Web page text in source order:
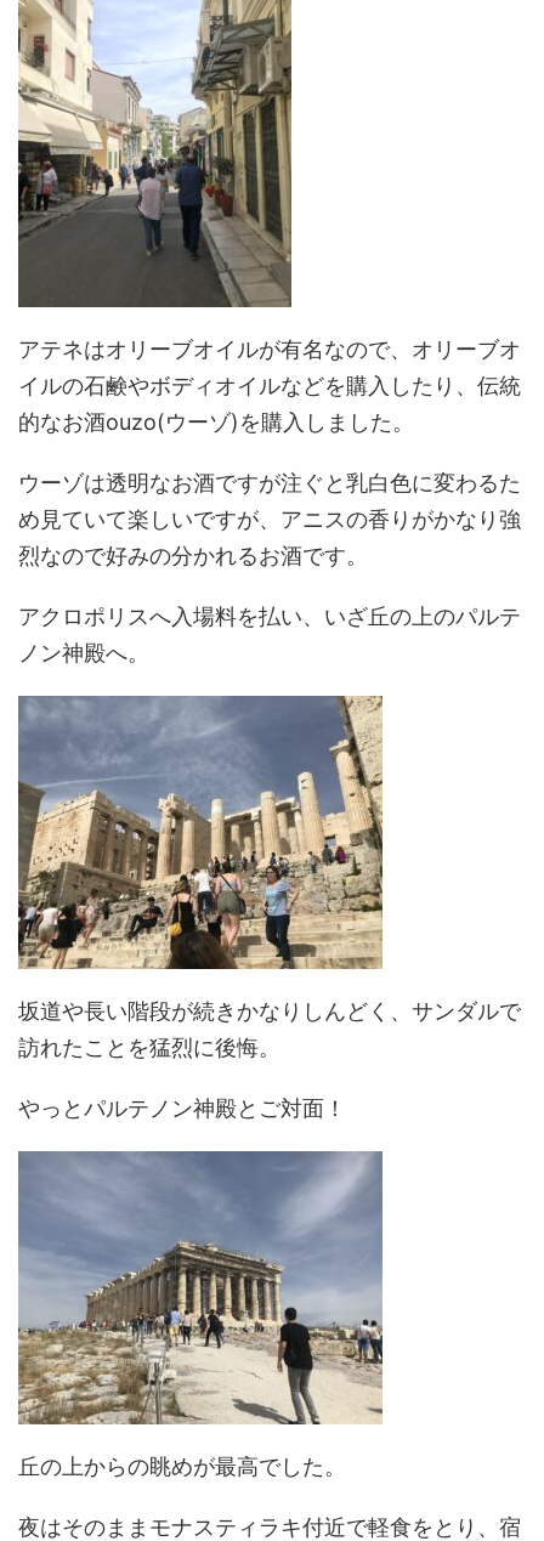
アテネはオリーブオイルが有名なので、オリーブオ
イルの石鹸やボディオイルなどを購入したり、伝統
的なお酒ouzo(ウーゾ)を購入しました。
ウーゾは透明なお酒ですが注ぐと乳白色に変わるた
め見ていて楽しいですが、アニスの香りがかなり強
烈なので好みの分かれるお酒です。
アクロポリスへ入場料を払い、いざ丘の上のパルテ
ノン神殿へ。
坂道や長い階段が続きかなりしんどく、サンダルで
訪れたことを猛烈に後悔。
やっとパルテノン神殿とご対面！
丘の上からの眺めが最高でした。
夜はそのままモナスティラキ付近で軽食をとり、宿